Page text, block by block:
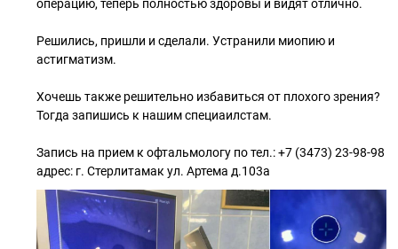
операцию, теперь полностью здоровы и видят отлично.
Решились, пришли и сделали. Устранили миопию и
астигматизм.
Хочешь также решительно избавиться от плохого зрения?
Тогда запишись к нашим специаилстам.
Запись на прием к офтальмологу по тел.: +7 (3473) 23-98-98
адрес: г. Стерлитамак ул. Артема д.103а